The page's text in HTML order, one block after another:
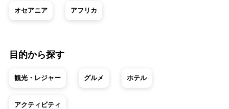
オセアニア アフリカ
目的から探す
観光・レジャー グルメ ホテル
アクティビティ